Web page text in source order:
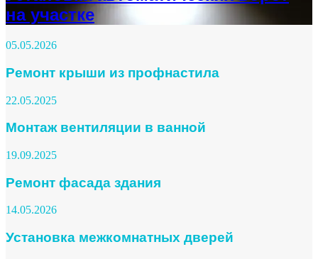
на участке
05.05.2026
Ремонт крыши из профнастила
22.05.2025
Монтаж вентиляции в ванной
19.09.2025
Ремонт фасада здания
14.05.2026
Установка межкомнатных дверей